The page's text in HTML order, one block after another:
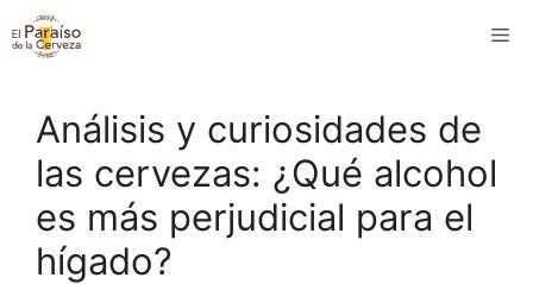
Saltar
al
Análisis y curiosidades de
las cervezas: ¿Qué alcohol
es más perjudicial para el
hígado?